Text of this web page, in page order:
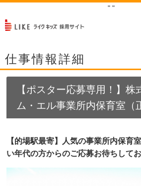
" "
仕事情報詳細
【ポスター応募専用！】株
ム・エル事業所内保育室（
【的場駅最寄】人気の事業所内保育
い年代の方からのご応募お待ちして